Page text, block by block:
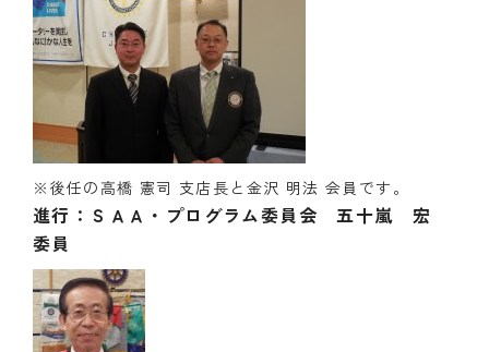
入会のご案内
※後任の高橋 憲司 支店長と金沢 明法 会員です。
進行：ＳＡＡ・プログラム委員会 五十嵐 宏
委員